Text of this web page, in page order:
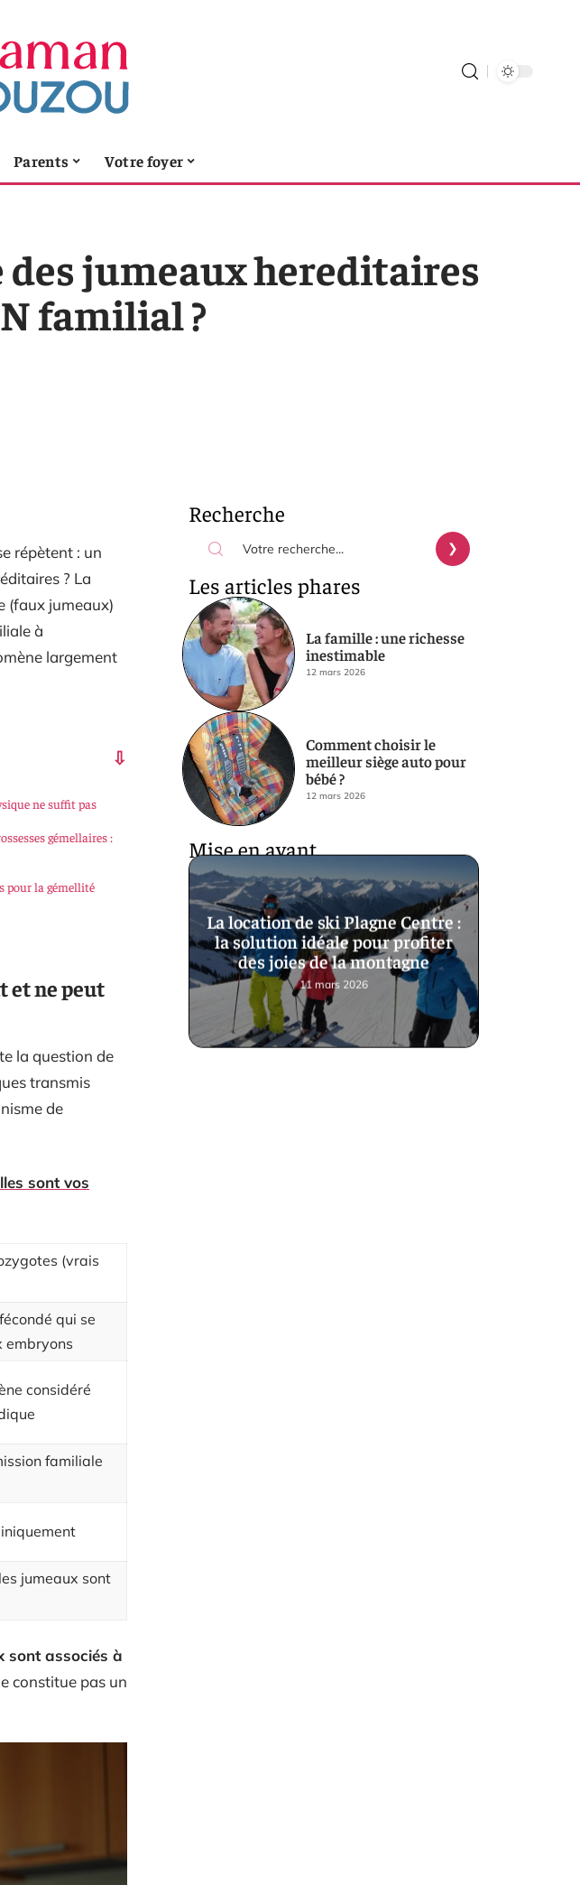
Parents Votre foyer
jumeaux hereditaires
familial ?
répètent : un
? La
(faux jumeaux)
à
largement
ne suffit pas
gémellaires :
pour la gémellité
et ne peut
la question de
transmis
de
sont vos
(vrais
qui se
embryons
considéré
familiale
jumeaux sont
sont associés à
constitue pas un
Recherche
Les articles phares
La famille : une richesse
inestimable
12 mars 2026
Comment choisir le
meilleur siège auto pour
bébé ?
12 mars 2026
Mise en avant
La location de ski Plagne Centre :
la solution idéale pour profiter
des joies de la montagne
11 mars 2026